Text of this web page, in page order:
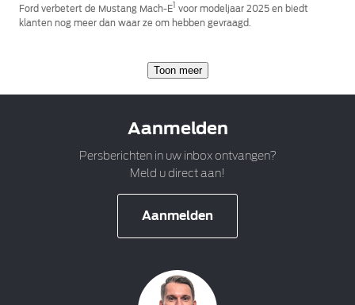
Ford verbetert de Mustang Mach-E1 voor modeljaar 2025 en biedt
klanten nog meer dan waar ze om hebben gevraagd.
Toon meer
Aanmelden
Persberichten in uw inbox ontvangen?
Meld u direct aan!
Aanmelden